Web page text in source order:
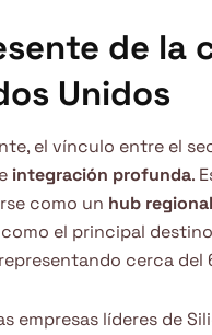
de la
Unidos
el vínculo entre el
integración profunda.
como un hub
el principal
cerca del
empresas líderes de